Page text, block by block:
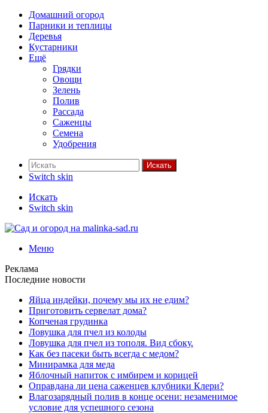
Домашний огород
Парники и теплицы
Деревья
Кустарники
Ещё
Грядки
Овощи
Зелень
Полив
Рассада
Саженцы
Семена
Удобрения
Искать
Switch skin
Искать
Switch skin
Меню
Реклама
Последние новости
Яйца индейки, почему мы их не едим?
Приготовить сервелат⁠⁠ дома?
Копченая грудинка
Ловушка для пчел из колоды
Ловушка для пчел из тополя. Вид сбоку.
Как без пасеки быть всегда с медом?
Минирамка для меда
Яблочный напиток с имбирем и корицей
Оправдана ли цена саженцев клубники Клери?
Влагозарядный полив в конце осени: незаменимое
условие для успешного сезона